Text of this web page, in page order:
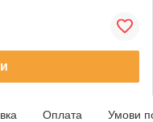
Оплата Умови